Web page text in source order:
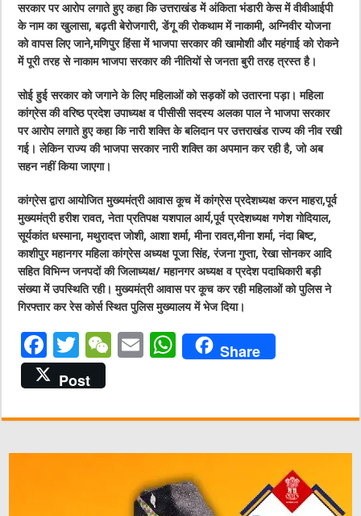
सरकार पर आरोप लगाते हुए कहा कि उत्तराखंड में अंकिता भंडारी केस में वीवीआईपी
के नाम का खुलासा, बढ़ती बेरोजगारी, डेंगू की रोकथाम में नाकामी, अग्निवीर योजना
को वापस लिए जाने,मणिपुर हिंसा में भाजपा सरकार की खामोशी और महंगाई को रोकने
में पूरी तरह से नाकाम भाजपा सरकार की नीतियों से जनता बुरी तरह त्रस्त है।
सोई हुई सरकार को जगाने के लिए महिलाओं को सड़कों को उतारना पड़ा। महिला
कांग्रेस की वरिष्ठ प्रदेश उपाध्यक्ष व पीसीसी सदस्य अलका पाल ने भाजपा सरकार
पर आरोप लगाते हुए कहा कि नारी शक्ति के बलिदान पर उत्तराखंड राज्य की नीव रखी
गई। लेकिन राज्य की भाजपा सरकार नारी शक्ति का अपमान कर रही है, जो अब
सहन नहीं किया जाएगा।
कांग्रेस द्वारा आयोजित मुख्यमंत्री आवास कूच में कांग्रेस प्रदेशध्यक्ष करन माहरा,पूर्व
मुख्यमंत्री हरीश रावत, नेता प्रतिपक्ष यशपाल आर्य,पूर्व प्रदेशध्यक्ष गणेश गोदियाल,
सूर्यकांत धस्माना, मथुरादत्त जोशी, आशा शर्मा, मीना रावत,मीना शर्मा, नंदा बिष्ट,
काशीपुर महानगर महिला कांग्रेस अध्यक्ष पूजा सिंह, रंजना गुप्ता, रेखा सोनकर आदि
सहित विभिन्न जनपदों की जिलाध्यक्ष/ महानगर अध्यक्ष व प्रदेश पदाधिकारी बड़ी
संख्या में उपस्थिति रही। मुख्यमंत्री आवास पर कूच कर रही महिलाओं को पुलिस ने
गिरफ्तार कर रेस कोर्स स्थित पुलिस मुख्यालय में भेज दिया।
F
a
c
e
b
T
w
it
te
r
W
h
at
E
l
W
s
A
p
p
Share
Post